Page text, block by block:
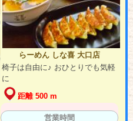
らーめん しな喜 大口店
椅子は自由に♪ おひとりでも気軽
に
距離 500 m
営業時間